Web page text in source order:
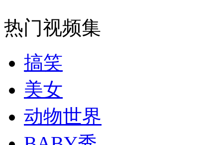
纽约上演“枕头大战”
司机酒驾遇交警 急速倒车逃窜
热门视频集
搞笑
美女
动物世界